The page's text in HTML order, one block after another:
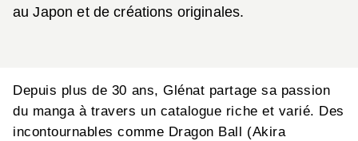
au Japon et de créations originales.
Depuis plus de 30 ans, Glénat partage sa passion
du manga à travers un catalogue riche et varié. Des
incontournables comme Dragon Ball (Akira